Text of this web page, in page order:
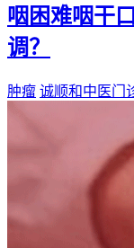
咽困难咽干
调？
肿瘤 诚顺和中医门